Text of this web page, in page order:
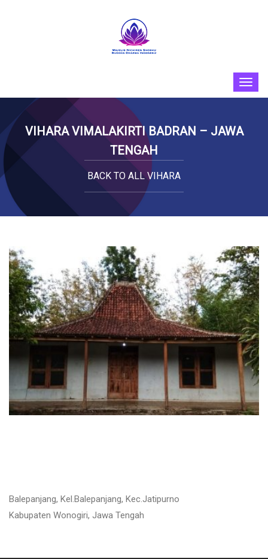
VIHARA VIMALAKIRTI BADRAN – JAWA
TENGAH
BACK TO ALL VIHARA
Balepanjang, Kel.Balepanjang, Kec.Jatipurno
Kabupaten Wonogiri, Jawa Tengah